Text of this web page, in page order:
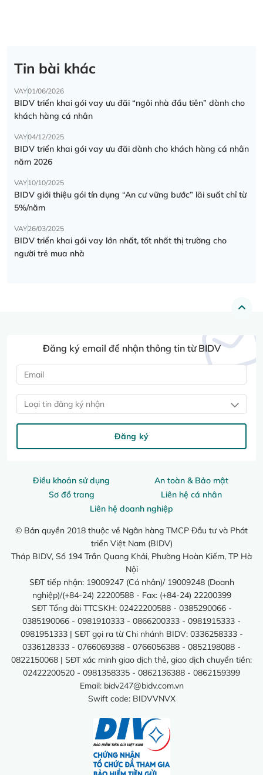
Tin bài khác
VAY01/06/2026
BIDV triển khai gói vay ưu đãi “ngôi nhà đầu tiên” dành cho
khách hàng cá nhân
VAY04/12/2025
BIDV triển khai gói vay ưu đãi dành cho khách hàng cá nhân
năm 2026
VAY10/10/2025
BIDV giới thiệu gói tín dụng “An cư vững bước” lãi suất chỉ từ
5%/năm
VAY26/03/2025
BIDV triển khai gói vay lớn nhất, tốt nhất thị trường cho
người trẻ mua nhà
Điều khoản sử dụng
An toàn & Bảo mật
Sơ đồ trang
Liên hệ cá nhân
Liên hệ doanh nghiệp
© Bản quyền 2018 thuộc về Ngân hàng TMCP Đầu tư và Phát
triển Việt Nam (BIDV)
Tháp BIDV, Số 194 Trần Quang Khải, Phường Hoàn Kiếm, TP Hà
Nội
SĐT tiếp nhận: 19009247 (Cá nhân)/ 19009248 (Doanh
nghiệp)/(+84-24) 22200588 - Fax: (+84-24) 22200399
SĐT Tổng đài TTCSKH: 02422200588 - 0385290066 -
0385190066 - 0981910333 - 0866200333 - 0981915333 -
0981951333 | SĐT gọi ra từ Chi nhánh BIDV: 0336258333 -
0336128333 - 0766069388 - 0766056388 - 0852198088 -
0822150068 | SĐT xác minh giao dịch thẻ, giao dịch chuyển tiền:
02422200520 - 0981358335 - 0862136388 - 0862159399
Email: bidv247@bidv.com.vn
Swift code: BIDVVNVX
Đăng ký email để nhận thông tin từ BIDV
Loại tin đăng ký nhận
Đăng ký